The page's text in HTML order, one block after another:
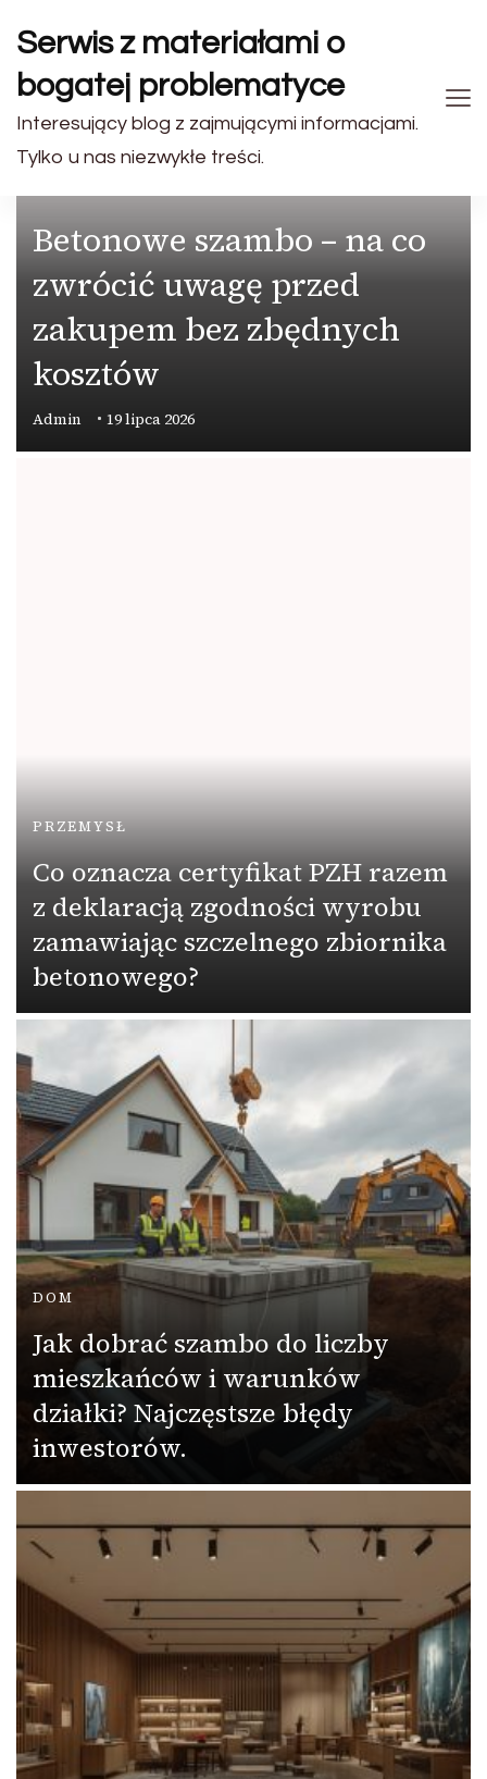
Serwis z materiałami o
bogatej problematyce
Interesujący blog z zajmującymi informacjami.
Tylko u nas niezwykłe treści.
Betonowe szambo – na co
zwrócić uwagę przed
zakupem bez zbędnych
kosztów
Admin 19 lipca 2026
PRZEMYSŁ
Co oznacza certyfikat PZH razem
z deklaracją zgodności wyrobu
zamawiając szczelnego zbiornika
betonowego?
DOM
Jak dobrać szambo do liczby
mieszkańców i warunków
działki? Najczęstsze błędy
inwestorów.